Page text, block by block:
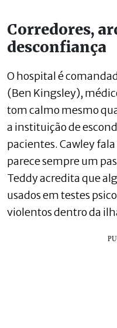
Corredores,
desconfiança
O hospital é
(Ben Kingsley),
tom calmo mesmo
a instituição de
pacientes. Cawley
parece sempre um
Teddy acredita que
usados em testes
violentos dentro da